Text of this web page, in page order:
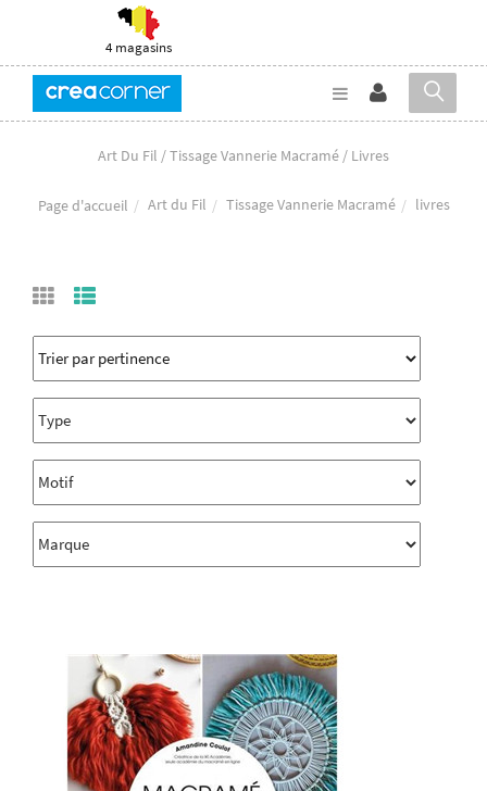
4 magasins
Art Du Fil / Tissage Vannerie Macramé / Livres
Page d'accueil Art du Fil Tissage Vannerie Macramé livres